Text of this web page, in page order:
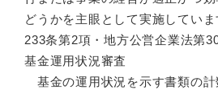
どうかを主眼として実施してい
233条第2項・地方公営企業法第
基金運用状況審査
基金の運用状況を示す書類の計